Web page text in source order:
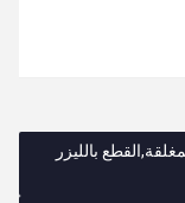
بالليزر